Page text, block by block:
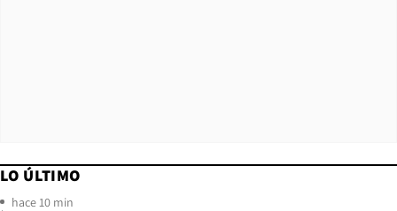
LO ÚLTIMO
hace 10 min